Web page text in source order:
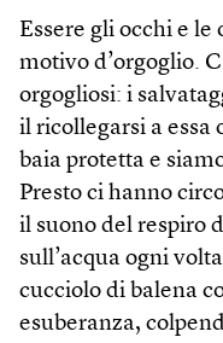
Essere gli occhi e
motivo d’orgoglio.
orgogliosi: i
il ricollegarsi a essa
baia protetta e
Presto ci hanno
il suono del respiro
sull’acqua ogni
cucciolo di balena
esuberanza,